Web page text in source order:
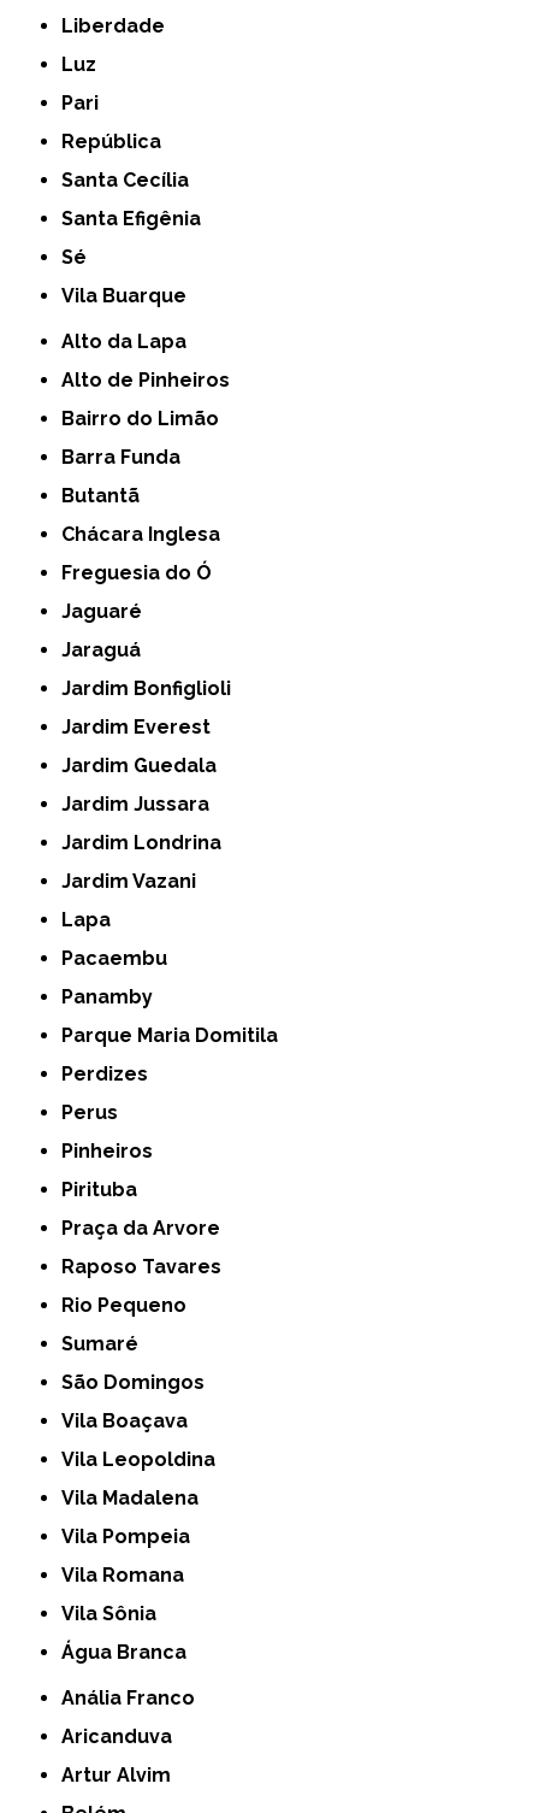
Liberdade
Luz
Pari
República
Santa Cecília
Santa Efigênia
Sé
Vila Buarque
Alto da Lapa
Alto de Pinheiros
Bairro do Limão
Barra Funda
Butantã
Chácara Inglesa
Freguesia do Ó
Jaguaré
Jaraguá
Jardim Bonfiglioli
Jardim Everest
Jardim Guedala
Jardim Jussara
Jardim Londrina
Jardim Vazani
Lapa
Pacaembu
Panamby
Parque Maria Domitila
Perdizes
Perus
Pinheiros
Pirituba
Praça da Arvore
Raposo Tavares
Rio Pequeno
Sumaré
São Domingos
Vila Boaçava
Vila Leopoldina
Vila Madalena
Vila Pompeia
Vila Romana
Vila Sônia
Água Branca
Anália Franco
Aricanduva
Artur Alvim